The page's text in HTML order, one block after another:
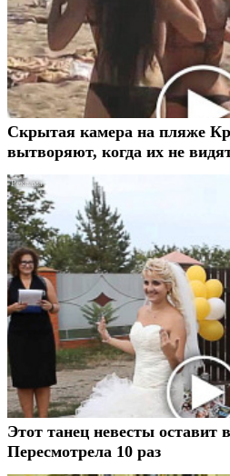
Скрытая камера на пляже
вытворяют, когда их не
Этот танец невесты оставит
Пересмотрела 10 раз